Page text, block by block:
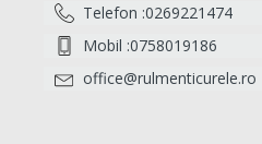
Telefon :0269221474
Mobil :0758019186
office@rulmenticurele.ro